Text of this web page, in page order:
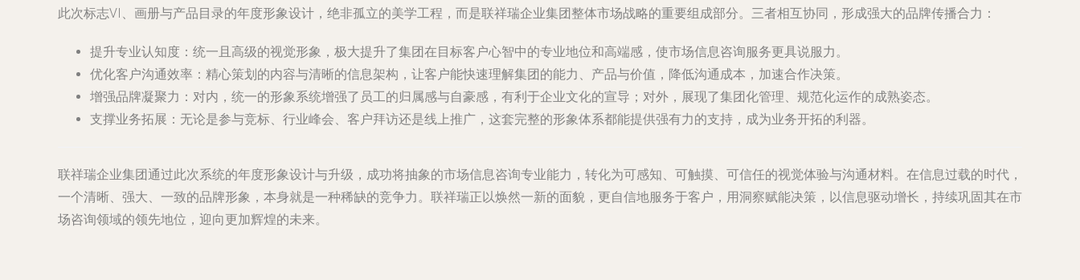
此次标志VI、画册与产品目录的年度形象设计，绝非孤立的美学工程，而是联祥瑞企业集团整体市场战略的重要组成部分。三者相互协同，形成强大的品牌传播合力：
提升专业认知度 ：统一且高级的视觉形象，极大提升了集团在目标客户心智中的专业地位和高端感，使市场信息咨询服务更具说服力。
优化客户沟通效率 ：精心策划的内容与清晰的信息架构，让客户能快速理解集团的能力、产品与价值，降低沟通成本，加速合作决策。
增强品牌凝聚力 ：对内，统一的形象系统增强了员工的归属感与自豪感，有利于企业文化的宣导；对外，展现了集团化管理、规范化运作的成熟姿态。
支撑业务拓展 ：无论是参与竞标、行业峰会、客户拜访还是线上推广，这套完整的形象体系都能提供强有力的支持，成为业务开拓的利器。
联祥瑞企业集团通过此次系统的年度形象设计与升级，成功将抽象的市场信息咨询专业能力，转化为可感知、可触摸、可信任的视觉体验与沟通材料。在信息过载的时代，
一个清晰、强大、一致的品牌形象，本身就是一种稀缺的竞争力。联祥瑞正以焕然一新的面貌，更自信地服务于客户，用洞察赋能决策，以信息驱动增长，持续巩固其在市
场咨询领域的领先地位，迎向更加辉煌的未来。